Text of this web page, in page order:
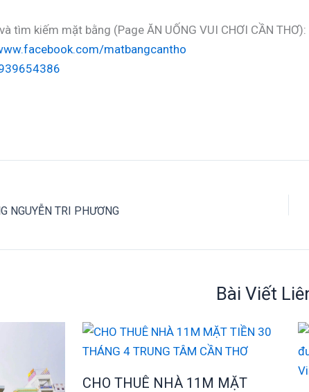
tìm kiếm mặt bằng (Page ĂN UỐNG VUI CHƠI CẦN THƠ):
matbangcantho
NGUYỄN TRI PHƯƠNG
Bài Viết
CHO THUÊ NHÀ 11M MẶT